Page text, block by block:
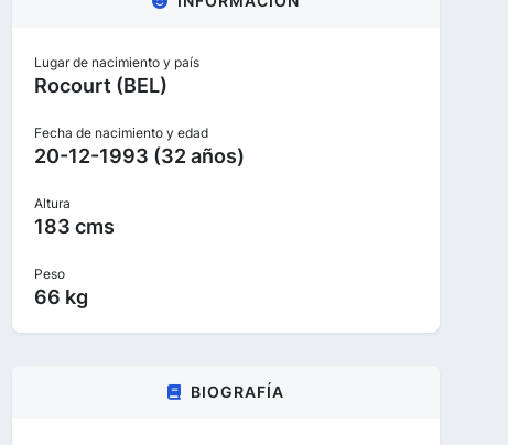
Lugar de nacimiento y país
Rocourt (BEL)
Fecha de nacimiento y edad
20-12-1993 (32 años)
Altura
183 cms
Peso
66 kg
BIOGRAFÍA